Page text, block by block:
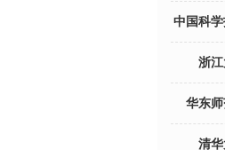
中国科
浙
华东
清